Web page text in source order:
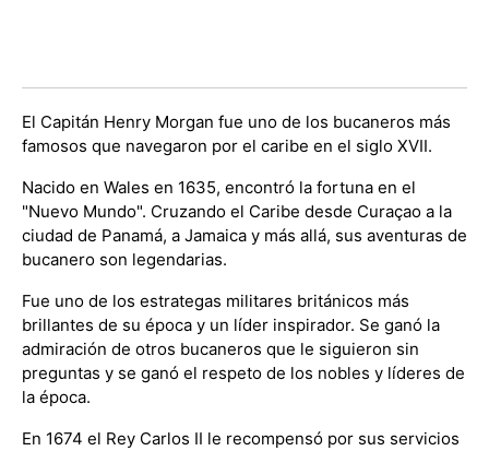
El Capitán Henry Morgan fue uno de los bucaneros más
famosos que navegaron por el caribe en el siglo XVII.
Nacido en Wales en 1635, encontró la fortuna en el
"Nuevo Mundo". Cruzando el Caribe desde Curaçao a la
ciudad de Panamá, a Jamaica y más allá, sus aventuras de
bucanero son legendarias.
Fue uno de los estrategas militares británicos más
brillantes de su época y un líder inspirador. Se ganó la
admiración de otros bucaneros que le siguieron sin
preguntas y se ganó el respeto de los nobles y líderes de
la época.
En 1674 el Rey Carlos II le recompensó por sus servicios